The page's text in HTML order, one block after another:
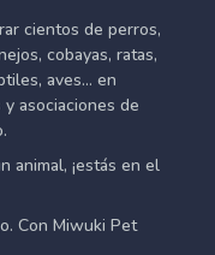
cientos de perros,
cobayas, ratas,
aves... en
asociaciones de
animal, ¡estás en el
Con Miwuki Pet